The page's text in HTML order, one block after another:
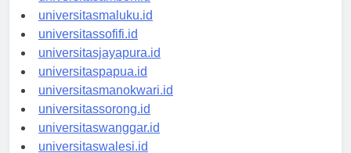
universitasambon.id
universitasmaluku.id
universitassofifi.id
universitasjayapura.id
universitaspapua.id
universitasmanokwari.id
universitassorong.id
universitaswanggar.id